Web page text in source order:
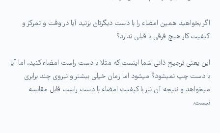
اگر بخواهید همین امضاء را با دست دیگرتان بزنید آیا در وقت و تمرکز و
کیفیت کار هیچ فرقی با قبلی ندارد؟
این یعنی ترجیح ذاتی شما اینست که مثلا با دست راست امضاء کنید، اما آیا
با دست چپ نمی­شود؟ میشود اما زمان خیلی بیشتر و نیروی چند برابری
میخواهد و نتیجه آن نیز با کیفیت امضاء با دست راست قابل مقایسه
نیست.